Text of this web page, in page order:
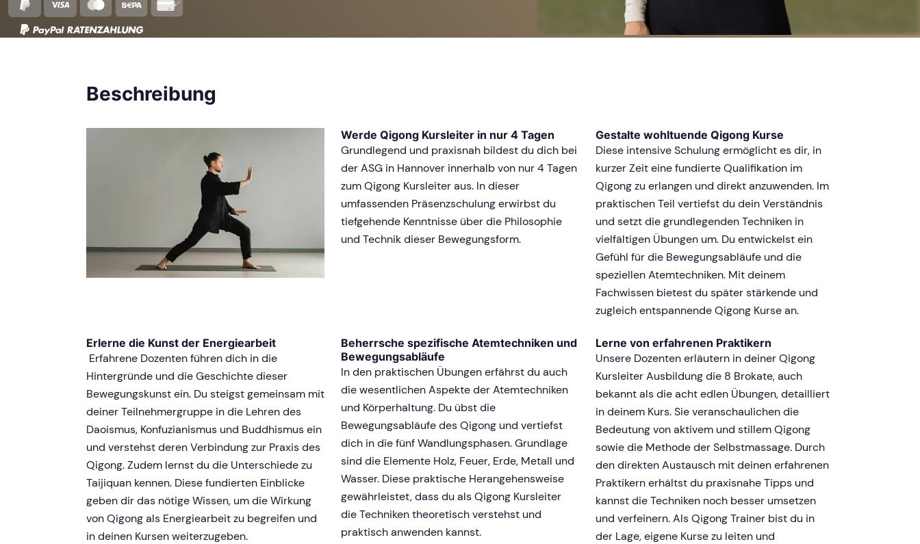
Beschreibung
Werde Qigong Kursleiter in nur 4 Tagen
Grundlegend und praxisnah bildest du dich bei
der ASG in Hannover innerhalb von nur 4 Tagen
zum Qigong Kursleiter aus. In dieser
umfassenden Präsenzschulung erwirbst du
tiefgehende Kenntnisse über die Philosophie
und Technik dieser Bewegungsform.
Gestalte wohltuende Qigong Kurse
Diese intensive Schulung ermöglicht es dir, in
kurzer Zeit eine fundierte Qualifikation im
Qigong zu erlangen und direkt anzuwenden. Im
praktischen Teil vertiefst du dein Verständnis
und setzt die grundlegenden Techniken in
vielfältigen Übungen um. Du entwickelst ein
Gefühl für die Bewegungsabläufe und die
speziellen Atemtechniken. Mit deinem
Fachwissen bietest du später stärkende und
zugleich entspannende Qigong Kurse an.
Erlerne die Kunst der Energiearbeit
Erfahrene Dozenten führen dich in die
Hintergründe und die Geschichte dieser
Bewegungskunst ein. Du steigst gemeinsam mit
deiner Teilnehmergruppe in die Lehren des
Daoismus, Konfuzianismus und Buddhismus ein
und verstehst deren Verbindung zur Praxis des
Qigong. Zudem lernst du die Unterschiede zu
Taijiquan kennen. Diese fundierten Einblicke
geben dir das nötige Wissen, um die Wirkung
von Qigong als Energiearbeit zu begreifen und
in deinen Kursen weiterzugeben.
Beherrsche spezifische Atemtechniken und
Bewegungsabläufe
In den praktischen Übungen erfährst du auch
die wesentlichen Aspekte der Atemtechniken
und Körperhaltung. Du übst die
Bewegungsabläufe des Qigong und vertiefst
dich in die fünf Wandlungsphasen. Grundlage
sind die Elemente Holz, Feuer, Erde, Metall und
Wasser. Diese praktische Herangehensweise
gewährleistet, dass du als Qigong Kursleiter
die Techniken theoretisch verstehst und
praktisch anwenden kannst.
Lerne von erfahrenen Praktikern
Unsere Dozenten erläutern in deiner Qigong
Kursleiter Ausbildung die 8 Brokate, auch
bekannt als die acht edlen Übungen, detailliert
in deinem Kurs. Sie veranschaulichen die
Bedeutung von aktivem und stillem Qigong
sowie die Methode der Selbstmassage. Durch
den direkten Austausch mit deinen erfahrenen
Praktikern erhältst du praxisnahe Tipps und
kannst die Techniken noch besser umsetzen
und verfeinern. Als Qigong Trainer bist du in
der Lage, eigene Kurse zu leiten und